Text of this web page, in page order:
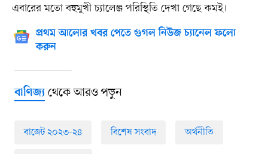
এবারের মতো বহুমুখী চ্যালেঞ্জ পরিস্থিতি দেখা গেছে কমই।
প্রথম আলোর খবর পেতে গুগল নিউজ চ্যানেল ফলো
করুন
বাণিজ্যথেকে আরও পড়ুন
বাজেট ২০২৩-২৪ বিশেষ সংবাদ অর্থনীতি